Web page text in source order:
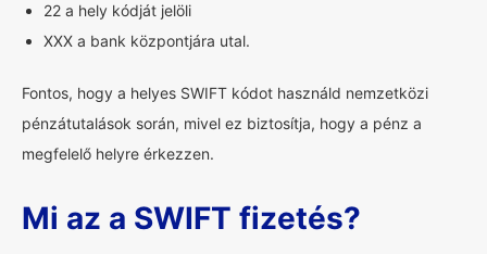
22 a hely kódját jelöli
XXX a bank központjára utal.
Fontos, hogy a helyes SWIFT kódot használd nemzetközi
pénzátutalások során, mivel ez biztosítja, hogy a pénz a
megfelelő helyre érkezzen.
Mi az a SWIFT fizetés?